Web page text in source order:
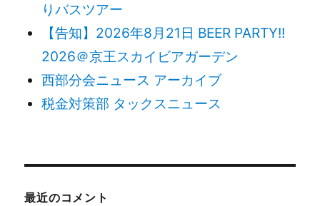
りバスツアー
【告知】2026年8月21日 BEER PARTY!!
2026＠京王スカイビアガーデン
西部分会ニュース アーカイブ
税金対策部 タックスニュース
最近のコメント